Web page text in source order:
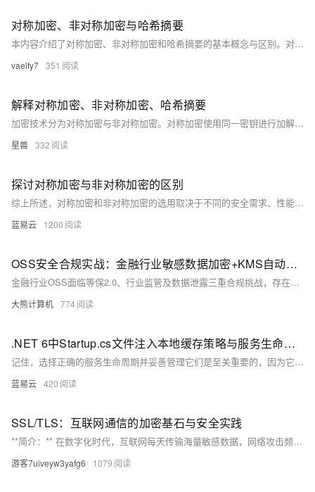
对称加密、非对称加密与哈希摘要
本内容介绍了对称加密、非对称加密和哈希摘要的基本概念与区别。对称加密使用同一密钥加解密，速度快但需妥善保管密钥；非对称加密使用公钥加密、私钥解密，安全性高但速度较慢；哈希摘要通过提取数据特征用于完整性校验，能有效区分不同数据。
vaelfy7 351
解释对称加密、非对称加密、哈希摘要
加密技术分为对称加密与非对称加密。对称加密使用同一密钥进行加解密，速度快但需严保管密钥；非对称加密则用公钥加密、私钥解密，安全性高但速度较慢。哈希摘要用于验证数据完整性，代表原始数据特征。
星兽 332
探讨对称加密与非对称加密的区别
综上所述，对称加密和非对称加密的选用取决于不同的安全需求、性能考量和应用情境。了解各自的特点和限制，才能有效地部署合理的加密策略，以确保数据通信的安全性和效率。
蓝易云 1200
OSS安全合规实战：金融行业敏感数据加密+KMS自动轮转策略（满足等保2.0三级要求）
金融行业OSS面临等保2.0、行业监管及数据泄露三重合规挑战，存在存储加密不足、密钥轮转滞后、访问控制不当等问题。本文提出分层加密架构，结合服务端KMS与客户端加密，设计自动密钥轮转机制，实现高性能与合规兼顾，并提供故障排查与成本优化方案，助力金融机构安全落地OSS应用。
大熊计算机 774
.NET 6中Startup.cs文件注入本地缓存策略与服务生命周期管理实践：AddTransient, AddScoped, AddSingleton。
记住，选择正确的服务生命周期并妥善管理它们是至关重要的，因为它们直接影响你的应用程序的性能和行为。就像一个成功的建筑工地，工具箱如果整理得当，工具选择和使用得当，工地的整体效率将会大大提高。
蓝易云 420
SSL/TLS：互联网通信的加密基石与安全实践
**简介：** 在数字化时代，互联网每天传输海量敏感数据，网络攻击频发。SSL/TLS协议作为网络安全的基石，通过加密技术确保数据安全传输。本文解析SSL/TLS的技术架构、密码学原理、应用场景及常见误区，探讨其在未来的发展趋势，强调持续演进以应对新型威胁的重要性。 SSL/TLS不仅保障Web安全，还广泛应用于API、邮件、物联网等领域，并遵循合规标准如PCI DSS和GDPR。
游客7uiveyw3yafg6 1079